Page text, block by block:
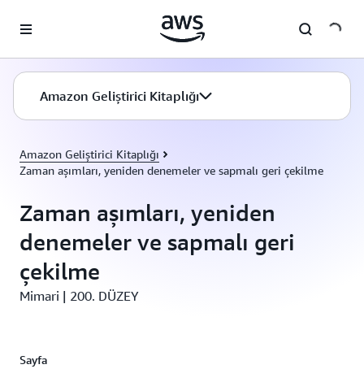
Amazon Geliştirici Kitaplığı
Amazon Geliştirici Kitaplığı
Zaman aşımları, yeniden denemeler ve sapmalı geri çekilme
Zaman aşımları, yeniden
denemeler ve sapmalı geri
çekilme
Mimari | 200. DÜZEY
Sayfa